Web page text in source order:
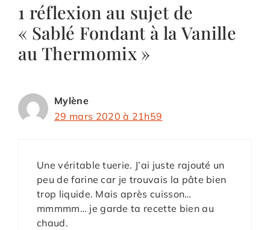
1 réflexion au sujet de
« Sablé Fondant à la Vanille
au Thermomix »
Mylène
29 mars 2020 à 21h59
Une véritable tuerie. J’ai juste rajouté un
peu de farine car je trouvais la pâte bien
trop liquide. Mais après cuisson…
mmmmm… je garde ta recette bien au
chaud.